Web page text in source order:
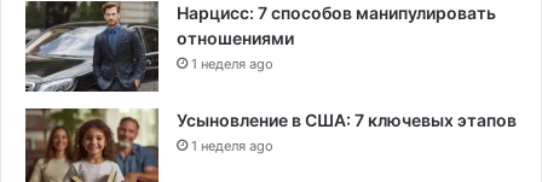
Нарцисс: 7 способов манипулировать
отношениями
1 неделя ago
Усыновление в США: 7 ключевых этапов
1 неделя ago